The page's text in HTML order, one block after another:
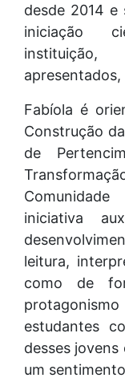
desde 2014
iniciação
Fabíola é
Construção
de
iniciativa
leitura,
como de
estudantes
desses
um